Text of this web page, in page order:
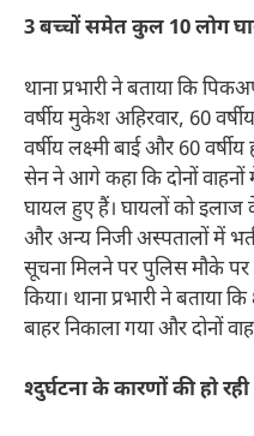
3 बच्चों समेत कुल 10 लोग
थाना प्रभारी ने बताया कि
वर्षीय मुकेश अहिरवार, 60
वर्षीय लक्ष्मी बाई और 60
सेन ने आगे कहा कि दोनों
घायल हुए हैं। घायलों को इलाज
और अन्य निजी अस्पतालों में
सूचना मिलने पर पुलिस मौके
किया। थाना प्रभारी ने बताया
बाहर निकाला गया और दोनों
श्दुर्घटना के कारणों की हो